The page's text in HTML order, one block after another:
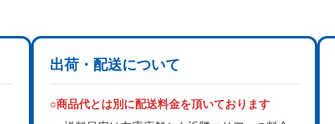
出荷・配送について
○商品代とは別に配送料金を頂いております